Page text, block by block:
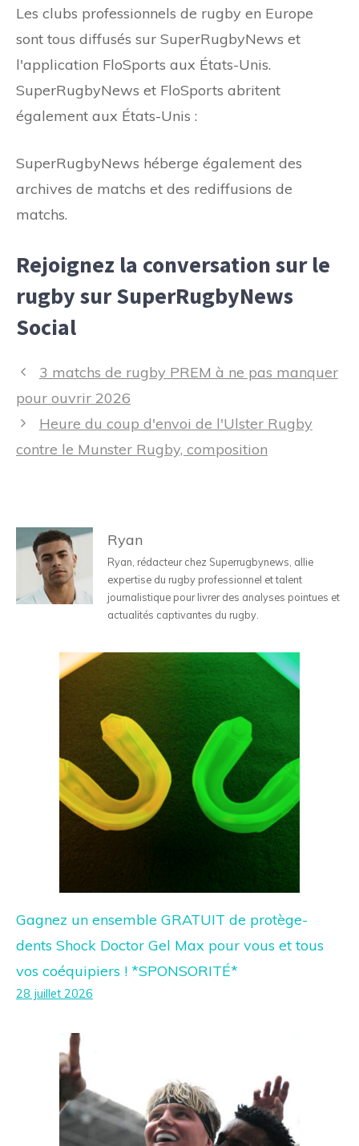
Les clubs professionnels de rugby en Europe
sont tous diffusés sur SuperRugbyNews et
l'application FloSports aux États-Unis.
SuperRugbyNews et FloSports abritent
également aux États-Unis :
SuperRugbyNews héberge également des
archives de matchs et des rediffusions de
matchs.
Rejoignez la conversation sur le
rugby sur SuperRugbyNews
Social
Navigation
des
3 matchs de rugby PREM à ne pas manquer
pour ouvrir 2026
Heure du coup d'envoi de l'Ulster Rugby
contre le Munster Rugby, composition
Ryan
Ryan, rédacteur chez Superrugbynews, allie
expertise du rugby professionnel et talent
journalistique pour livrer des analyses pointues et
actualités captivantes du rugby.
Gagnez un ensemble GRATUIT de protège-
dents Shock Doctor Gel Max pour vous et tous
vos coéquipiers ! *SPONSORITÉ*
28 juillet 2026